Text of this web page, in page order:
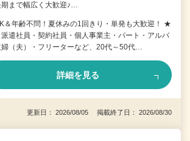
期まで幅広く大歓迎♪…
＆年齢不問！夏休みの1回きり・単発も大歓迎！ ★
遣社員・契約社員・個人事業主・パート・アルバ
婦（夫）・フリーターなど、20代～50代…
詳細を見る
更新日： 2026/08/05 掲載終了日： 2026/08/30